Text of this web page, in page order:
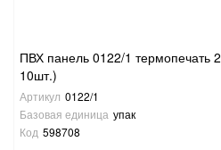
ПВХ панель 0122/1 термопечать
10шт.)
Артикул 0122/1
Базовая единица упак
Код 598708